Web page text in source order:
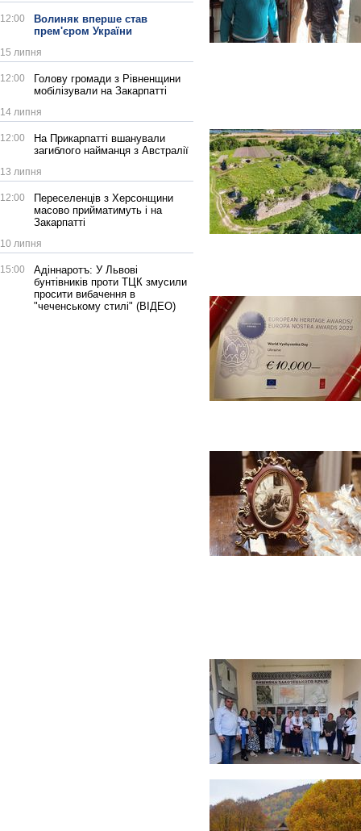
12:00
Волиняк вперше став
прем'єром України
15 липня
12:00
Голову громади з Рівненщини
мобілізували на Закарпатті
14 липня
12:00
На Прикарпатті вшанували
загиблого найманця з Австралії
13 липня
12:00
Переселенців з Херсонщини
масово прийматимуть і на
Закарпатті
10 липня
15:00
Адіннаротъ: У Львові
бунтівників проти ТЦК змусили
просити вибачення в
"чеченському стилі" (ВІДЕО)